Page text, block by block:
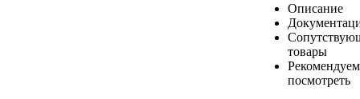
Описание
товары
Рекомендуем
посмотреть